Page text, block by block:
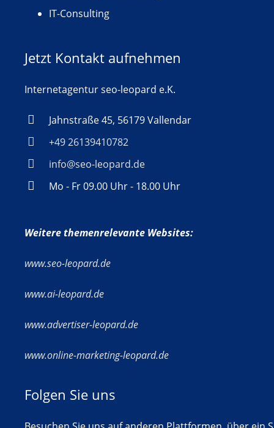
IT-Consulting
Jetzt Kontakt aufnehmen
Internetagentur seo-leopard e.K.
Jahnstraße 45, 56179 Vallendar
+49 26139410782
info@seo-leopard.de
Mo - Fr 09.00 Uhr - 18.00 Uhr
Weitere themenrelevante Websites:
www.seo-leopard.de
www.ai-leopard.de
www.advertiser-leopard.de
www.online-marketing-leopard.de
Folgen Sie uns